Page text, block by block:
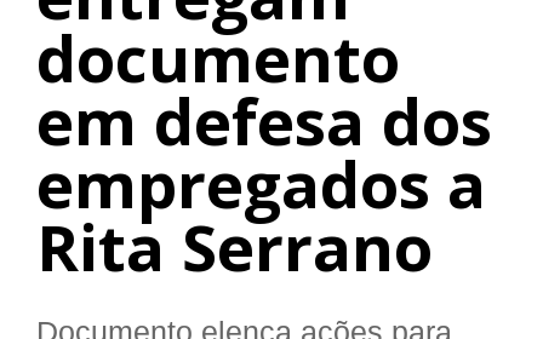
documento
em defesa dos
empregados a
Rita Serrano